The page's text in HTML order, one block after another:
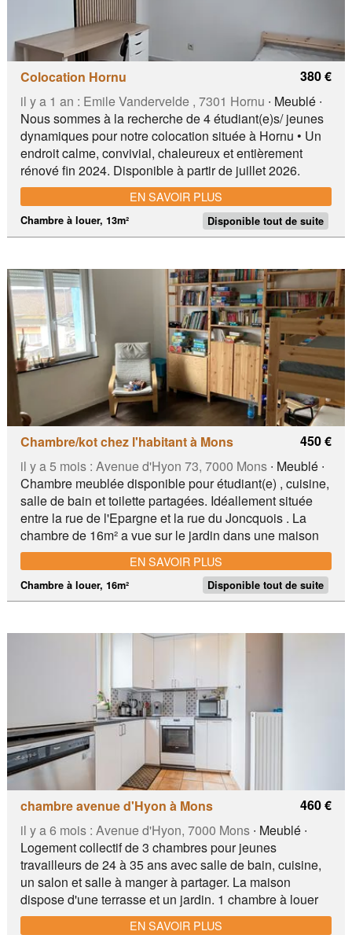
Colocation Hornu
il y a 1 an : Emile Vandervelde , 7301 Hornu ∙ Meublé ∙
Nous sommes à la recherche de 4 étudiant(e)s/ jeunes
dynamiques pour notre colocation située à Hornu • Un
endroit calme, convivial, chaleureux et entièrement
rénové fin 2024. Disponible à partir de juillet 2026.
Nous te proposons : ○ 2 Chambres lumineuses de +-
13m² avec lit double avec matelas, garde robe, bureau
et chaise 💰 Loyer de 380€/mois + 100€ de provision de
charges * Compteur électrique individuel/chambre ○ 2
École d’infirmier(ère) IESCA Ste Waudru-Hornu •
Centre hospitalier Épicura Hornu • Shopping Cora
Hornu • Boulangerie, sandwicherie, pharmacie friterie,
pizzeria, coiffeur,...
Chambre à louer, 13m² Disponible tout de suite
380 €
EN SAVOIR PLUS
Chambre/kot chez l'habitant à Mons
il y a 5 mois : Avenue d'Hyon 73, 7000 Mons∙ Meublé ∙
Chambre meublée disponible pour étudiant(e) , cuisine,
salle de bain et toilette partagées. Idéallement située
entre la rue de l'Epargne et la rue du Joncquois . La
chambre de 16m² a vue sur le jardin dans une maison
rénovée entièrement en 2024. Famille végétarienne
avec un chat. Enfants absents la semaine .
Chambre à louer, 16m² Disponible tout de suite
450 €
EN SAVOIR PLUS
chambre avenue d'Hyon à Mons
il y a 6 mois : Avenue d'Hyon, 7000 Mons∙ Meublé ∙
Logement collectif de 3 chambres pour jeunes
travailleurs de 24 à 35 ans avec salle de bain, cuisine,
un salon et salle à manger à partager. La maison
dispose d'une terrasse et un jardin. 1 chambre à louer
de 20m² Photos sur demande
460 €
EN SAVOIR PLUS